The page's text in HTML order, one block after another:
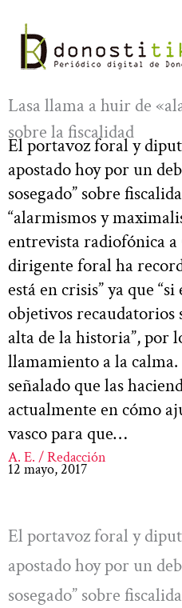
contenido
Lasa llama a huir de
sobre la fiscalidad
El portavoz foral y
apostado hoy por un
sosegado” sobre
“alarmismos y
entrevista radiofónica a
dirigente foral ha
está en crisis” ya que
objetivos recaudatorios
alta de la historia”, por
llamamiento a la
señalado que las
actualmente en cómo
vasco para que…
A. E. / Redacción
12 mayo, 2017
El portavoz foral y
apostado hoy por un
sosegado” sobre